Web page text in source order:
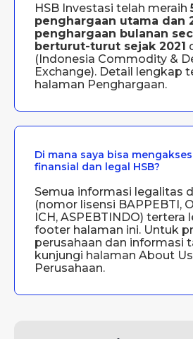
HSB Investasi telah meraih
penghargaan utama dan
penghargaan bulanan
berturut-turut sejak 2021
(Indonesia Commodity &
Exchange). Detail lengkap
halaman Penghargaan.
Di mana saya bisa
finansial dan legal HSB?
Semua informasi legalitas
(nomor lisensi BAPPEBTI,
ICH, ASPEBTINDO) tertera
footer halaman ini. Untuk
perusahaan dan informasi
kunjungi halaman About Us
Perusahaan.